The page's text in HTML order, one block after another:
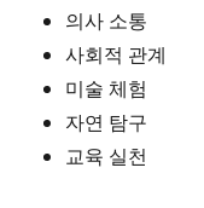
의사 소통
사회적 관계
미술 체험
자연 탐구
교육 실천